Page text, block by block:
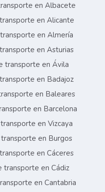
en Albacete
en Alicante
en Almería
en Asturias
transporte en Ávila
en Badajoz
en Baleares
en Barcelona
en Vizcaya
en Burgos
en Cáceres
transporte en Cádiz
en Cantabria